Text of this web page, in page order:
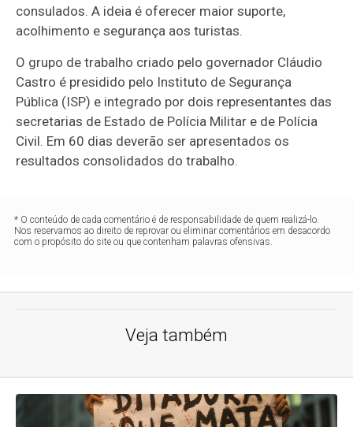
consulados. A ideia é oferecer maior suporte,
acolhimento e segurança aos turistas.
O grupo de trabalho criado pelo governador Cláudio
Castro é presidido pelo Instituto de Segurança
Pública (ISP) e integrado por dois representantes das
secretarias de Estado de Polícia Militar e de Polícia
Civil. Em 60 dias deverão ser apresentados os
resultados consolidados do trabalho.
* O conteúdo de cada comentário é de responsabilidade de quem realizá-lo.
Nos reservamos ao direito de reprovar ou eliminar comentários em desacordo
com o propósito do site ou que contenham palavras ofensivas.
Veja também